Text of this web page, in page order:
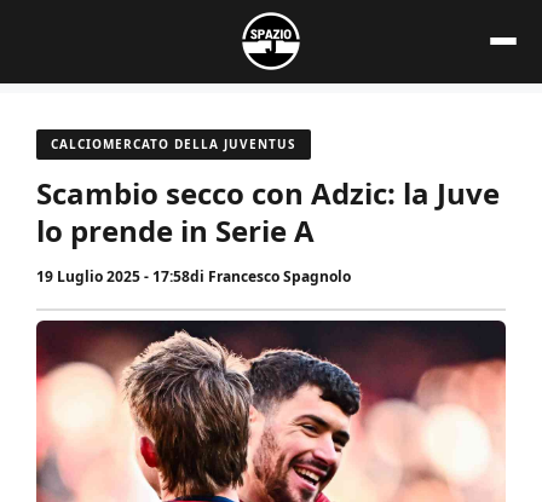
contenuto
CALCIOMERCATO DELLA JUVENTUS
Scambio secco con Adzic: la Juve
lo prende in Serie A
19 Luglio 2025 - 17:58di Francesco Spagnolo